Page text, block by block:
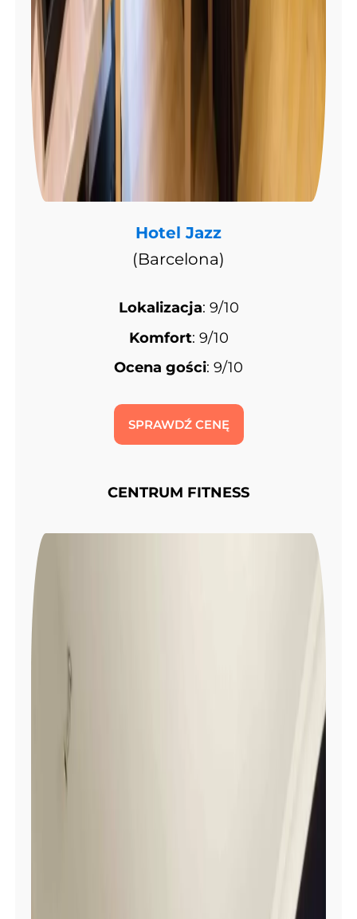
Hotel Jazz
(Barcelona)
Lokalizacja: 9/10
Komfort: 9/10
Ocena gości: 9/10
SPRAWDŹ CENĘ
CENTRUM FITNESS